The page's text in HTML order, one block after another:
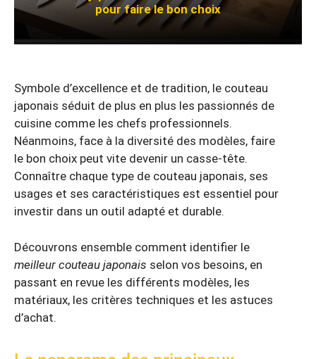
pour faire le bon choix
Symbole d’excellence et de tradition, le couteau
japonais séduit de plus en plus les passionnés de
cuisine comme les chefs professionnels.
Néanmoins, face à la diversité des modèles, faire
le bon choix peut vite devenir un casse-tête.
Connaître chaque type de couteau japonais, ses
usages et ses caractéristiques est essentiel pour
investir dans un outil adapté et durable.
Découvrons ensemble comment identifier le
meilleur couteau japonais selon vos besoins, en
passant en revue les différents modèles, les
matériaux, les critères techniques et les astuces
d’achat.